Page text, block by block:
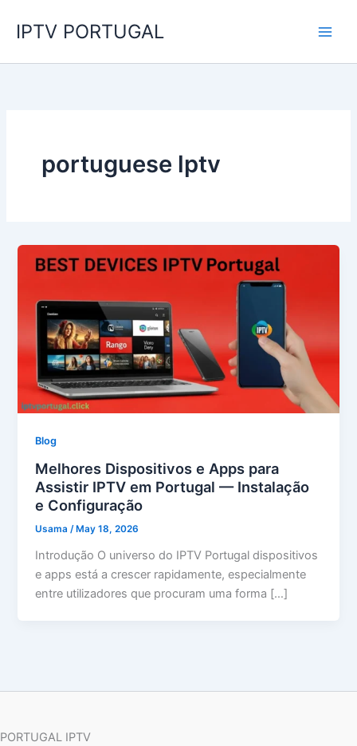
IPTV PORTUGAL
portuguese lptv
Blog
Melhores Dispositivos e Apps para
Assistir IPTV em Portugal — Instalação
e Configuração
Usama/ May 18, 2026
Introdução O universo do IPTV Portugal dispositivos
e apps está a crescer rapidamente, especialmente
entre utilizadores que procuram uma forma […]
PORTUGAL IPTV